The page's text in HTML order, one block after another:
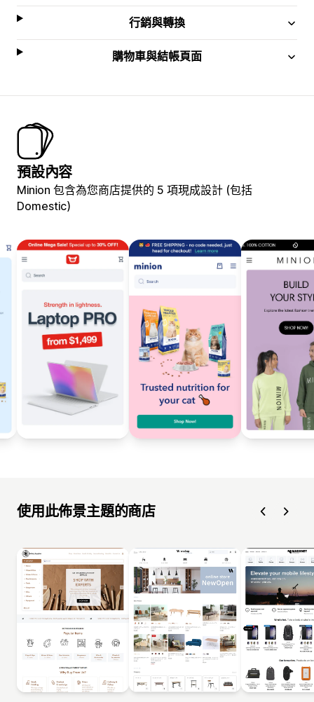
行銷與轉換
購物車與結帳頁面
預設內容
Minion 包含為您商店提供的 5 項現成設計 (包括
Domestic)
使用此佈景主題的商店